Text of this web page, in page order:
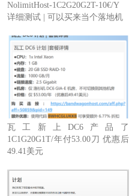
NolimitHost-1C2G20G2T-10€/Y
详细测试 | 可以买来当个落地机
瓦工新上DC6产品了
1C1G20G1T/年付53.00刀 优惠后
49.41美元